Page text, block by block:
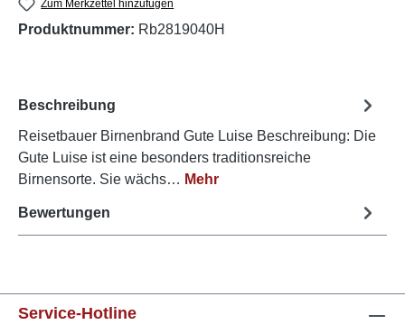
Zum Merkzettel hinzufügen
Produktnummer: Rb2819040H
Beschreibung
Reisetbauer Birnenbrand Gute Luise Beschreibung: Die
Gute Luise ist eine besonders traditionsreiche
Birnensorte. Sie wächs… Mehr
Bewertungen
Service-Hotline